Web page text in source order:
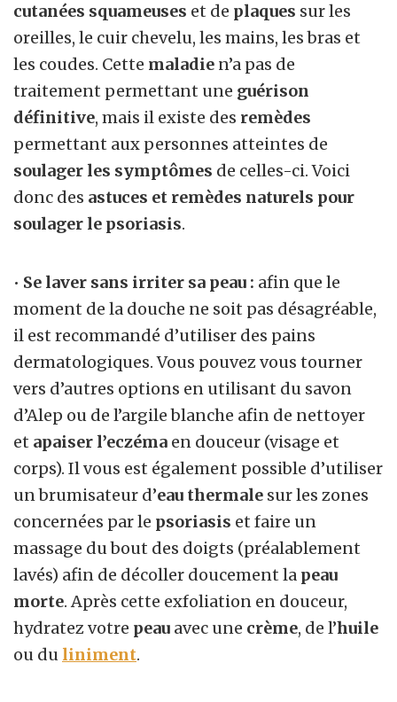
cutanées squameuses et de plaques sur les
oreilles, le cuir chevelu, les mains, les bras et
les coudes. Cette maladie n’a pas de
traitement permettant une guérison
définitive, mais il existe des remèdes
permettant aux personnes atteintes de
soulager les symptômes de celles-ci. Voici
donc des astuces et remèdes naturels pour
soulager le psoriasis.
• Se laver sans irriter sa peau : afin que le
moment de la douche ne soit pas désagréable,
il est recommandé d’utiliser des pains
dermatologiques. Vous pouvez vous tourner
vers d’autres options en utilisant du savon
d’Alep ou de l’argile blanche afin de nettoyer
et apaiser l’eczéma en douceur (visage et
corps). Il vous est également possible d’utiliser
un brumisateur d’eau thermale sur les zones
concernées par le psoriasis et faire un
massage du bout des doigts (préalablement
lavés) afin de décoller doucement la peau
morte. Après cette exfoliation en douceur,
hydratez votre peau avec une crème, de l’huile
ou du liniment.